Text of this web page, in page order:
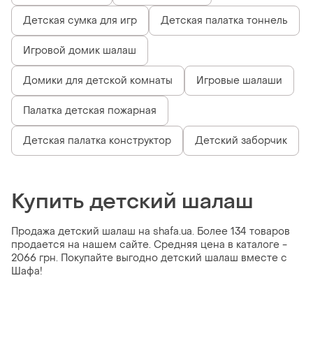
Детская сумка для игр Детская палатка тоннель
Игровой домик шалаш
Домики для детской комнаты Игровые шалаши
Палатка детская пожарная
Детская палатка конструктор Детский заборчик
Купить детский шалаш
Продажа детский шалаш на shafa.ua. Более 134 товаров
продается на нашем сайте. Средняя цена в каталоге -
2066 грн. Покупайте выгодно детский шалаш вместе с
Шафа!